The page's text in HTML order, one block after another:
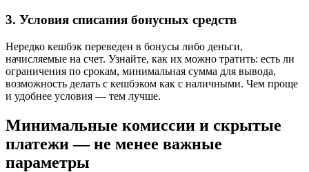
3. Условия списания бонусных средств
Нередко кешбэк переведен в бонусы либо деньги,
начисляемые на счет. Узнайте, как их можно тратить: есть ли
ограничения по срокам, минимальная сумма для вывода,
возможность делать с кешбэком как с наличными. Чем проще
и удобнее условия — тем лучше.
Минимальные комиссии и скрытые
платежи — не менее важные
параметры